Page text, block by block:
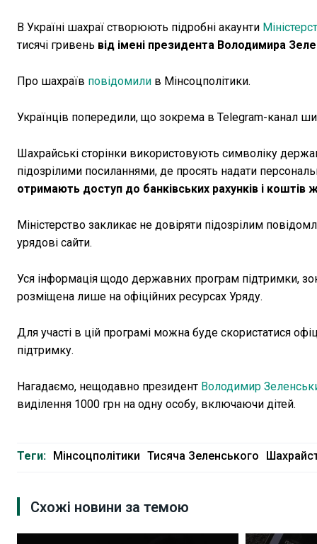
В Україні шахраї створюють підробні акаунти
тисячі гривень від імені президента Володимира
Про шахраїв повідомили в Мінсоцполітики.
Українців попередили, що зокрема в Telegram-канал
Шахрайські сторінки використовують символіку
підозрілими посиланнями, де просять надати
отримають доступ до банківських рахунків і коштів
Міністерство закликає не довіряти підозрілим
урядові сайти.
Уся інформація щодо державних програм підтримки,
розміщена лише на офіційних ресурсах Уряду.
Для участі в цій програмі можна буде скористатися
підтримку.
Нагадаємо, нещодавно президент Володимир
виділення 1000 грн на одну особу, включаючи дітей.
Теги: Мінсоцполітики Тисяча Зеленського
Схожі новини за темою